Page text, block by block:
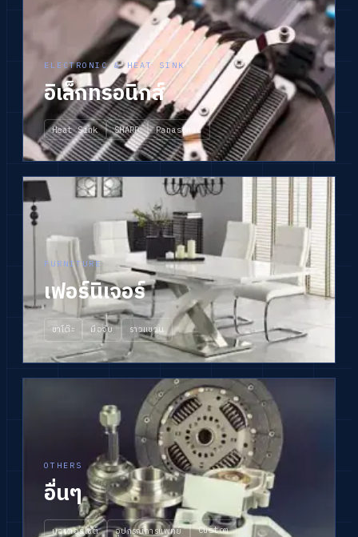
ELECTRONIC & HEAT SINK
อิเล็กทรอนิกส์
Heat Sink SHARP Panasonic
FURNITURE
เฟอร์นิเจอร์
ขาโต๊ะ มือจับ ราวแขวน
OTHERS
อื่นๆ
มอเตอร์ไซต์ อุปกรณ์การแพทย์ Custom